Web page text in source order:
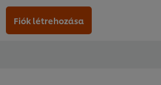
Fiók létrehozása